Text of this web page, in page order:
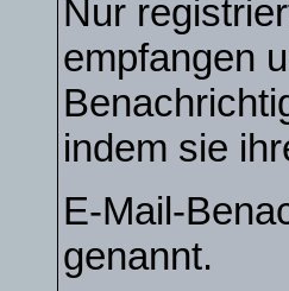
Nur
empfangen
indem sie
E-Mail-
genannt.